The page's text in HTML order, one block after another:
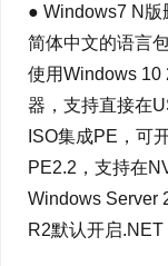
● Windows7 N版
简体中文的语言
使用Windows 10
器，支持直接在
ISO集成PE，可
PE2.2，支持在
Windows Server
R2默认开启.NET